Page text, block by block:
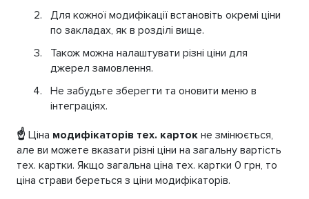
Для кожної модифікації встановіть окремі ціни
по закладах, як в розділі вище.
Також можна налаштувати різні ціни для
джерел замовлення.
Не забудьте зберегти та оновити меню в
інтеграціях.
☝️ Ціна модифікаторів тех. карток не змінюється,
але ви можете вказати різні ціни на загальну вартість
тех. картки. Якщо загальна ціна тех. картки 0 грн, то
ціна страви береться з ціни модифікаторів.